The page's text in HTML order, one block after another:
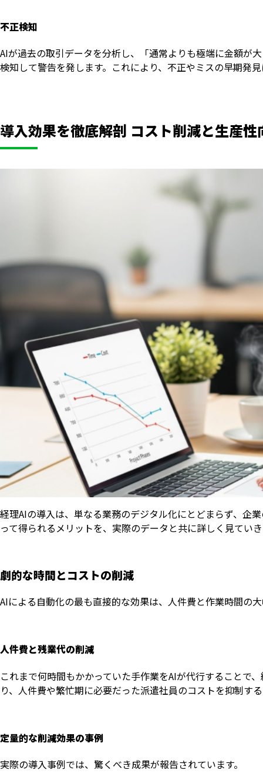
不正検知
AIが過去の取引データを分析し、「通常よりも極端に金額が
検知して警告を発します。これにより、不正やミスの早期発
導入効果を徹底解剖 コスト削減と生産
経理AIの導入は、単なる業務のデジタル化にとどまらず、企
って得られるメリットを、実際のデータと共に詳しく見てい
劇的な時間とコストの削減
AIによる自動化の最も直接的な効果は、人件費と作業時間の
人件費と残業代の削減
これまで何時間もかかっていた手作業をAIが代行することで
り、人件費や繁忙期に必要だった派遣社員のコストを抑制す
定量的な削減効果の事例
実際の導入事例では、驚くべき成果が報告されています。